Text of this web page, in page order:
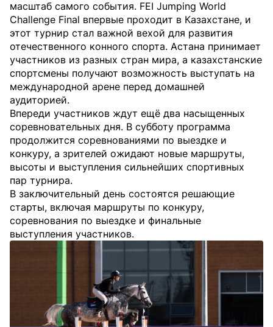
масштаб самого события. FEI Jumping World
Challenge Final впервые проходит в Казахстане, и
этот турнир стал важной вехой для развития
отечественного конного спорта. Астана принимает
участников из разных стран мира, а казахстанские
спортсмены получают возможность выступать на
международной арене перед домашней
аудиторией.
Впереди участников ждут ещё два насыщенных
соревновательных дня. В субботу программа
продолжится соревнованиями по выездке и
конкуру, а зрителей ожидают новые маршруты,
высоты и выступления сильнейших спортивных
пар турнира.
В заключительный день состоятся решающие
старты, включая маршруты по конкуру,
соревнования по выездке и финальные
выступления участников.